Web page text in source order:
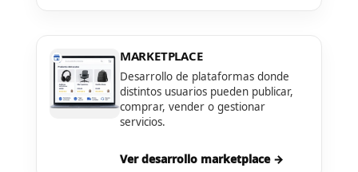
MARKETPLACE
Desarrollo de plataformas donde
distintos usuarios pueden publicar,
comprar, vender o gestionar
servicios.
Ver desarrollo marketplace →